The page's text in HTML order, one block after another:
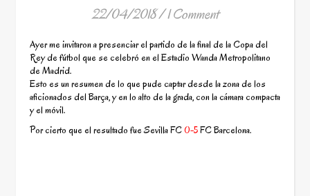
22/04/2018/1 Comment
Ayer me invitaron a presenciar el partido de la final de la Copa del
Rey de fútbol que se celebró en el Estadio Wanda Metropolitano
de Madrid.
Esto es un resumen de lo que pude captar desde la zona de los
aficionados del Barça, y en lo alto de la grada, con la cámara compacta
y el móvil.
Por cierto que el resultado fue Sevilla FC0-5FC Barcelona.